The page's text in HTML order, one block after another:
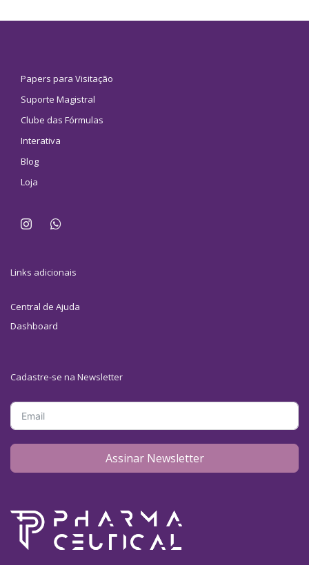
Papers para Visitação
Suporte Magistral
Clube das Fórmulas
Interativa
Blog
Loja
Links adicionais
Central de Ajuda
Dashboard
Cadastre-se na Newsletter
Assinar Newsletter